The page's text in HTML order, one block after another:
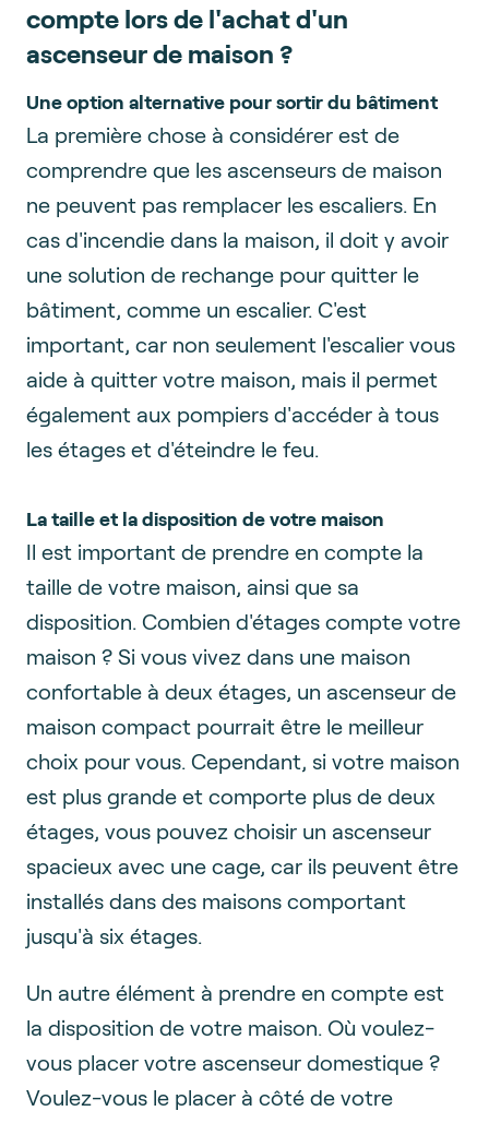
compte lors de l'achat d'un
ascenseur de maison ?
Une option alternative pour sortir du bâtiment
La première chose à considérer est de
comprendre que les ascenseurs de maison
ne peuvent pas remplacer les escaliers. En
cas d'incendie dans la maison, il doit y avoir
une solution de rechange pour quitter le
bâtiment, comme un escalier. C'est
important, car non seulement l'escalier vous
aide à quitter votre maison, mais il permet
également aux pompiers d'accéder à tous
les étages et d'éteindre le feu.
La taille et la disposition de votre maison
Il est important de prendre en compte la
taille de votre maison, ainsi que sa
disposition. Combien d'étages compte votre
maison ? Si vous vivez dans une maison
confortable à deux étages, un ascenseur de
maison compact pourrait être le meilleur
choix pour vous. Cependant, si votre maison
est plus grande et comporte plus de deux
étages, vous pouvez choisir un ascenseur
spacieux avec une cage, car ils peuvent être
installés dans des maisons comportant
jusqu'à six étages.
Un autre élément à prendre en compte est
la disposition de votre maison. Où voulez-
vous placer votre ascenseur domestique ?
Voulez-vous le placer à côté de votre